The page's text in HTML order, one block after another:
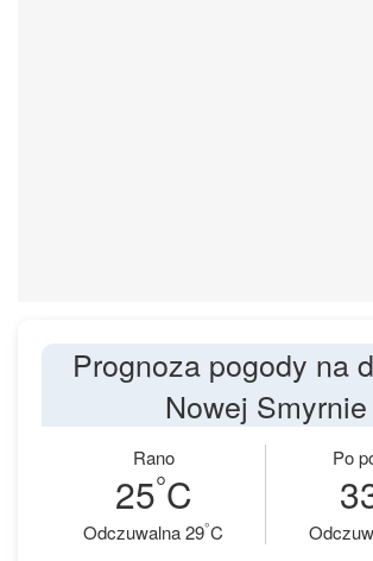
Prognoza pogody na
Nowej Smyrnie
Rano
25°C
Odczuwalna 29°C
Po